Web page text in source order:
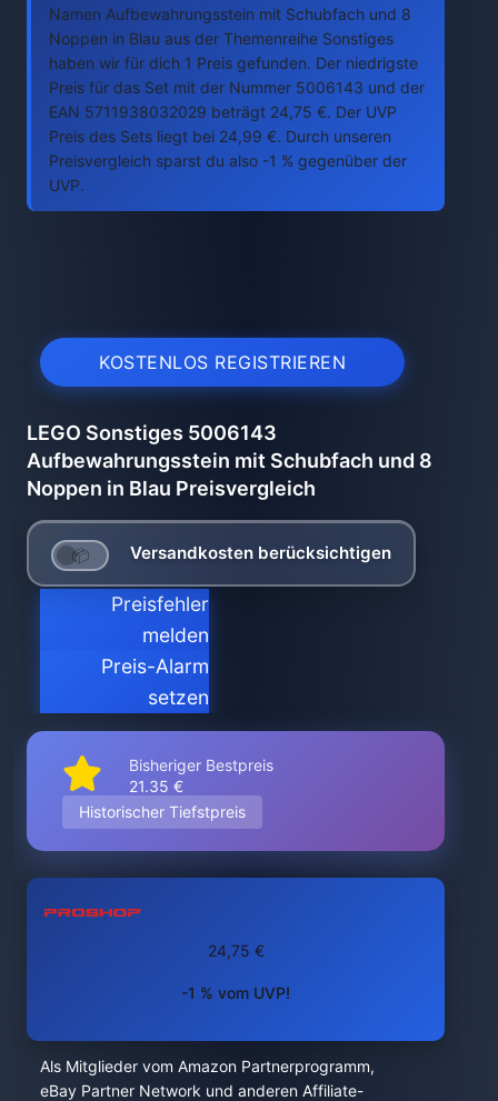
Namen Aufbewahrungsstein mit Schubfach und 8
Noppen in Blau aus der Themenreihe Sonstiges
haben wir für dich 1 Preis gefunden. Der niedrigste
Preis für das Set mit der Nummer 5006143 und der
EAN 5711938032029 beträgt 24,75 €. Der UVP
Preis des Sets liegt bei 24,99 €. Durch unseren
Preisvergleich sparst du also -1 % gegenüber der
UVP.
KOSTENLOS REGISTRIEREN
LEGO Sonstiges 5006143
Aufbewahrungsstein mit Schubfach und 8
Noppen in Blau Preisvergleich
Versandkosten berücksichtigen
Preisfehler
melden
Preis-Alarm
setzen
Bisheriger Bestpreis
21.35 €
Historischer Tiefstpreis
24,75 €
-1 % vom UVP!
Als Mitglieder vom Amazon Partnerprogramm,
eBay Partner Network und anderen Affiliate-